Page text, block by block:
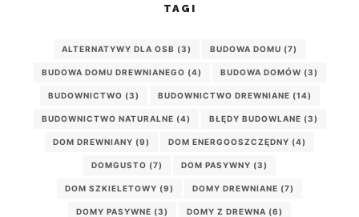
TAGI
ALTERNATYWY DLA OSB (3) BUDOWA DOMU (7)
BUDOWA DOMU DREWNIANEGO (4) BUDOWA DOMÓW (3)
BUDOWNICTWO (3) BUDOWNICTWO DREWNIANE (14)
BUDOWNICTWO NATURALNE (4) BŁĘDY BUDOWLANE (3)
DOM DREWNIANY (9) DOM ENERGOOSZCZĘDNY (4)
DOMGUSTO (7) DOM PASYWNY (3)
DOM SZKIELETOWY (9) DOMY DREWNIANE (7)
DOMY PASYWNE (3) DOMY Z DREWNA (6)